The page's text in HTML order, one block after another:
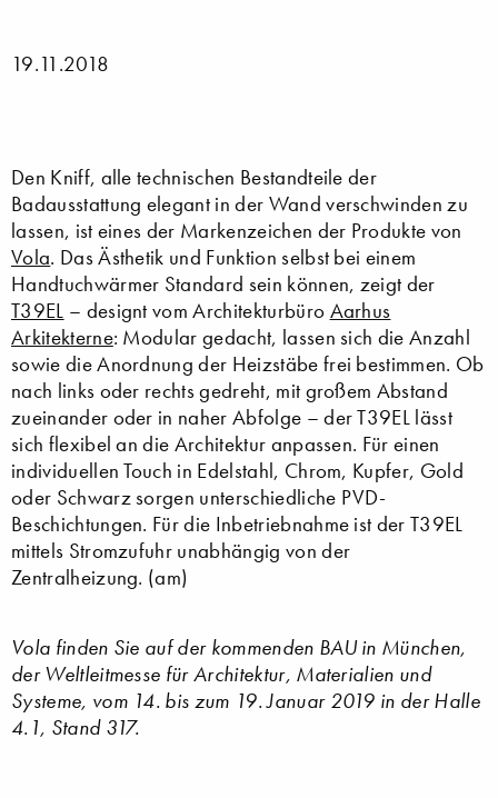
19.11.2018
Den Kniff, alle technischen Bestandteile der
Badausstattung elegant in der Wand verschwinden zu
lassen, ist eines der Markenzeichen der Produkte von
Vola. Das Ästhetik und Funktion selbst bei einem
Handtuchwärmer Standard sein können, zeigt der
T39EL – designt vom Architekturbüro Aarhus
Arkitekterne: Modular gedacht, lassen sich die Anzahl
sowie die Anordnung der Heizstäbe frei bestimmen. Ob
nach links oder rechts gedreht, mit großem Abstand
zueinander oder in naher Abfolge – der T39EL lässt
sich flexibel an die Architektur anpassen. Für einen
individuellen Touch in Edelstahl, Chrom, Kupfer, Gold
oder Schwarz sorgen unterschiedliche PVD-
Beschichtungen. Für die Inbetriebnahme ist der T39EL
mittels Stromzufuhr unabhängig von der
Zentralheizung. (am)
Vola finden Sie auf der kommenden BAU in München,
der Weltleitmesse für Architektur, Materialien und
Systeme, vom 14. bis zum 19. Januar 2019 in der Halle
4.1, Stand 317.